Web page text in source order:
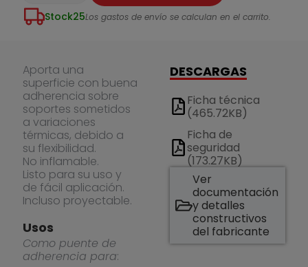
Stock25Los gastos de envío se calculan en el carrito.
Aporta una
superficie con buena
adherencia sobre
soportes sometidos
a variaciones
térmicas, debido a
su flexibilidad.
No inflamable.
Listo para su uso y
de fácil aplicación.
Incluso proyectable.
Usos
Como puente de
adherencia para:
DESCARGAS
Ficha técnica
(465.72KB)
Ficha de
seguridad
(173.27KB)
Ver
documentación
y detalles
constructivos
del fabricante